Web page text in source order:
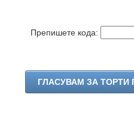
Препишете кода: